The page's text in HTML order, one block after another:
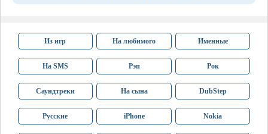
Из игр На любимого Именные
На SMS Рэп Рок
Саундтреки На сына DubStep
Русские iPhone Nokia